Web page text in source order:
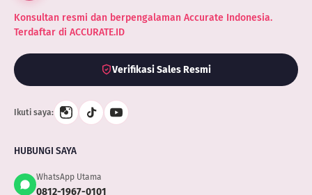
Konsultan resmi dan berpengalaman Accurate Indonesia.
Terdaftar di ACCURATE.ID
Verifikasi Sales Resmi
Ikuti saya:
HUBUNGI SAYA
WhatsApp Utama
0812-1967-0101